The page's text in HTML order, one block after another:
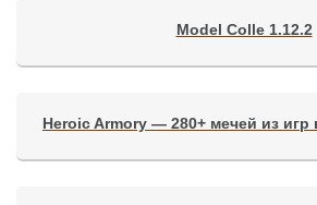
Model Colle 1.12.2
Heroic Armory — 280+ мечей из игр